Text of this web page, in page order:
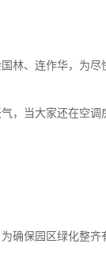
林、连作华，为
，当大家还在空
确保园区绿化整齐